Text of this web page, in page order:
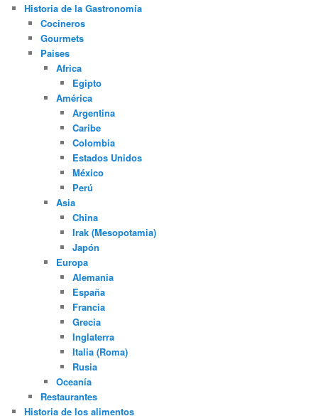
Historia de la Gastronomía
Cocineros
Gourmets
Paises
Africa
Egipto
América
Argentina
Caribe
Colombia
Estados Unidos
México
Perú
Asia
China
Irak (Mesopotamia)
Japón
Europa
Alemania
España
Francia
Grecia
Inglaterra
Italia (Roma)
Rusia
Oceanía
Restaurantes
Historia de los alimentos